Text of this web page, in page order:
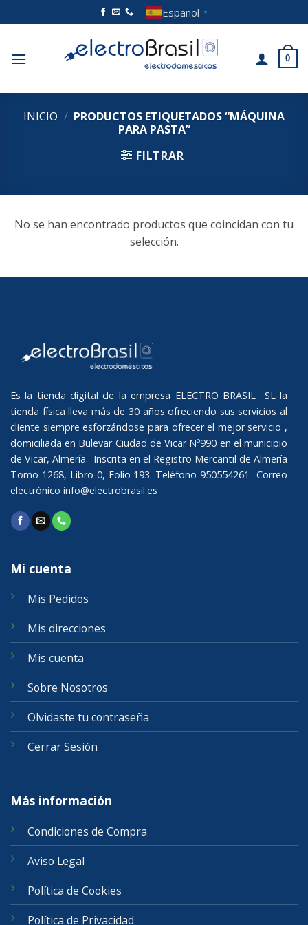
al
Español ▼
0
INICIO / PRODUCTOS ETIQUETADOS “MÁQUINA
PARA PASTA”
FILTRAR
No se han encontrado productos que coincidan con tu
selección.
Es la tienda digital de la empresa ELECTRO BRASIL SL la
tienda física lleva más de 30 años ofreciendo sus servicios al
cliente siempre esforzándose para ofrecer el mejor servicio ,
domiciliada en Bulevar Ciudad de Vicar Nº990 en el municipio
de Vicar, Almería. Inscrita en el Registro Mercantil de Almería
Tomo 1268, Libro 0, Folio 193. Teléfono 950554261 Correo
electrónico info@electrobrasil.es
Mi cuenta
Mis Pedidos
Mis direcciones
Mis cuenta
Sobre Nosotros
Olvidaste tu contraseña
Cerrar Sesión
Más información
Condiciones de Compra
Aviso Legal
Política de Cookies
Política de Privacidad